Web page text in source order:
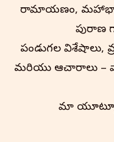
రామాయణం,
పురాణ
పండుగల
మరియు ఆచారాలు –
మా